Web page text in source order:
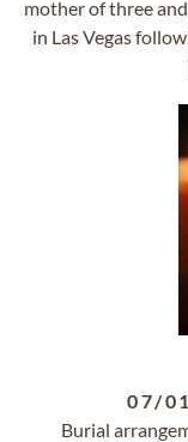
mother of three
in Las Vegas
07/
Burial